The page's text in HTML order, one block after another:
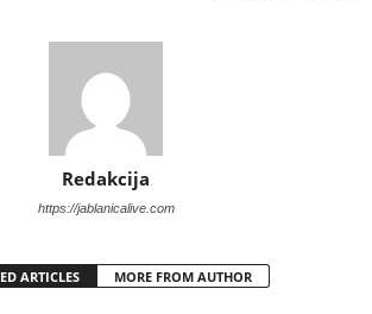
Redakcija
https://jablanicalive.com
ARTICLES MORE FROM AUTHOR